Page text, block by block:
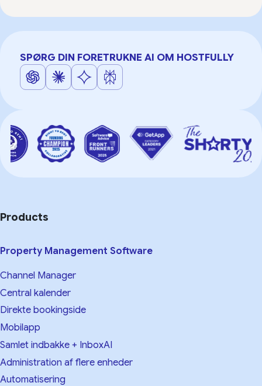
SPØRG DIN FORETRUKNE AI OM HOSTFULLY
Products
Property Management Software
Channel Manager
Central kalender
Direkte bookingside
Mobilapp
Samlet indbakke + InboxAI
Administration af flere enheder
Automatisering